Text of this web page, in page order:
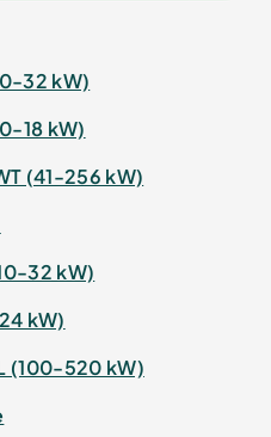
32 kW)
18 kW)
(41-256 kW)
32 kW)
kW)
(100-520 kW)